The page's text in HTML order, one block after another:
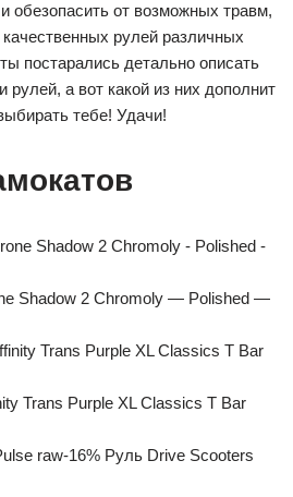
обезопасить от возможных травм,
рулей различных
постарались детально описать
рулей, а вот какой из них дополнит
тебе! Удачи!
Shadow 2 Chromoly — Polished —
Trans Purple XL Classics T Bar
-16% Руль Drive Scooters